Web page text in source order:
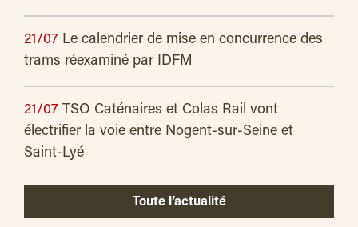
21/07 Le calendrier de mise en concurrence des
trams réexaminé par IDFM
21/07 TSO Caténaires et Colas Rail vont
électrifier la voie entre Nogent-sur-Seine et
Saint-Lyé
Toute l’actualité